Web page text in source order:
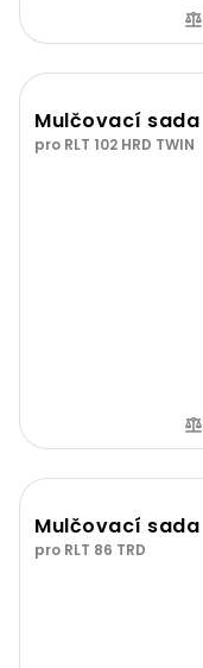
Mulčovací sada
pro RLT 102 HRD TWIN
Mulčovací sada
pro RLT 86 TRD